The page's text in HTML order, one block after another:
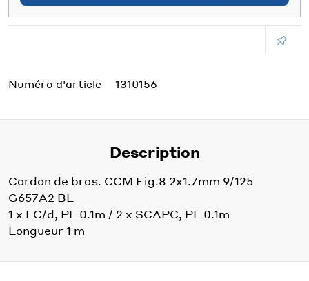
Numéro d'article 1310156
Description
Cordon de bras. CCM Fig.8 2x1.7mm 9/125
G657A2 BL
1 x LC/d, PL 0.1m / 2 x SCAPC, PL 0.1m
Longueur 1 m